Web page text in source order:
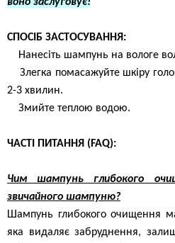
СПОСІБ ЗАСТОСУВАННЯ:
Нанесіть шампунь на вологе
Злегка помасажуйте шкіру
2-3 хвилин.
Змийте теплою водою.
ЧАСТІ ПИТАННЯ (FAQ):
Чим шампунь глибокого
звичайного шампуню?
Шампунь глибокого очищення
яка видаляє забруднення,